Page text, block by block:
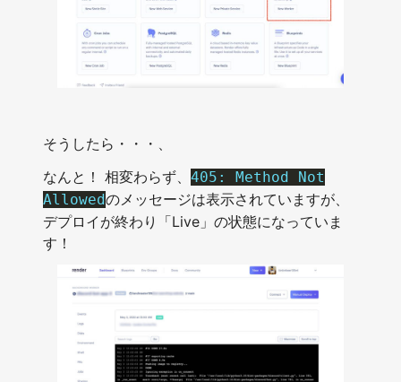
そうしたら・・・、
なんと！ 相変わらず、 405: Method Not
Allowedのメッセージは表示されていますが、
デプロイが終わり「Live」の状態になっていま
す！